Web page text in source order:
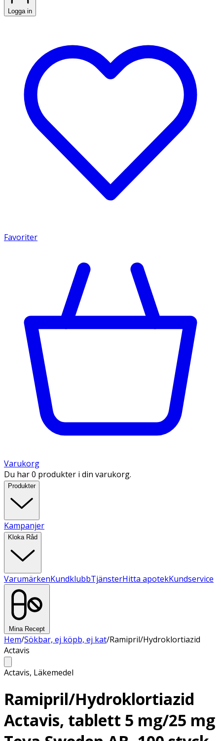
Logga in
Favoriter
Varukorg
Du har 0 produkter i din varukorg.
Produkter
Kampanjer
Kloka Råd
VarumärkenKundklubbTjänsterHitta apotekKundservice
Mina Recept
Hem/Sökbar, ej köpb, ej kat/Ramipril/Hydroklortiazid
Actavis
Actavis, Läkemedel
Ramipril/Hydroklortiazid
Actavis, tablett 5 mg/25 mg